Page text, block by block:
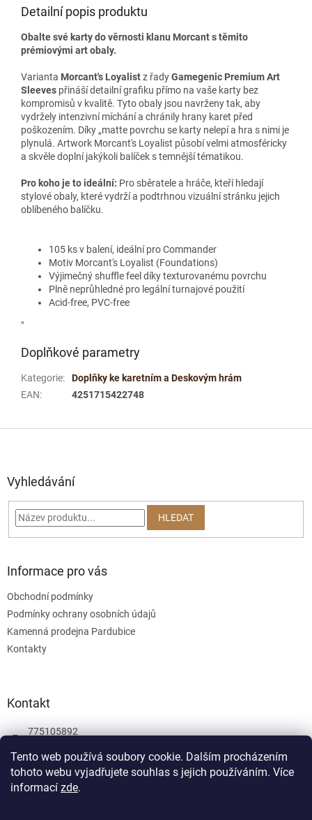
Tento web používá soubory cookie. Dalším procházením
tohoto webu vyjadřujete souhlas s jejich používáním. Více
informací zde.
Detailní popis produktu
Obalte své karty do věrnosti klanu Morcant s těmito
prémiovými art obaly.
Varianta Morcant's Loyalistz řadyGamegenic Premium Art
Sleeves přináší detailní grafiku přímo na vaše karty bez
kompromisů v kvalitě. Tyto obaly jsou navrženy tak, aby
vydržely intenzivní míchání a chránily hrany karet před
poškozením. Díky „matte povrchu se karty nelepí a hra s nimi je
plynulá. Artwork Morcant's Loyalist působí velmi atmosféricky
a skvěle doplní jakýkoli balíček s temnější tématikou.
Pro koho je to ideální: Pro sběratele a hráče, kteří hledají
stylové obaly, které vydrží a podtrhnou vizuální stránku jejich
oblíbeného balíčku.
105 ks v balení, ideální pro Commander
Motiv Morcant's Loyalist (Foundations)
Výjimečný shuffle feel díky texturovanému povrchu
Plně neprůhledné pro legální turnajové použití
Acid-free, PVC-free
"
Doplňkové parametry
Kategorie:
Doplňky ke karetním a Deskovým hrám
EAN: 4251715422748
Vyhledávání
HLEDAT
Informace pro vás
Obchodní podmínky
Podmínky ochrany osobních údajů
Kamenná prodejna Pardubice
Kontakty
Kontakt
775105892
775105892
Facebook
wombatgamescz